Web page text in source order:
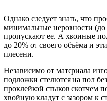
Однако следует знать, что
минимальные неровности (до
пропускают её. А хвойные
до 20% от своего объёма и
плесени.
Независимо от материала
подложки стелются на пол
проклейкой стыков скотчем
хвойную кладут с зазором к